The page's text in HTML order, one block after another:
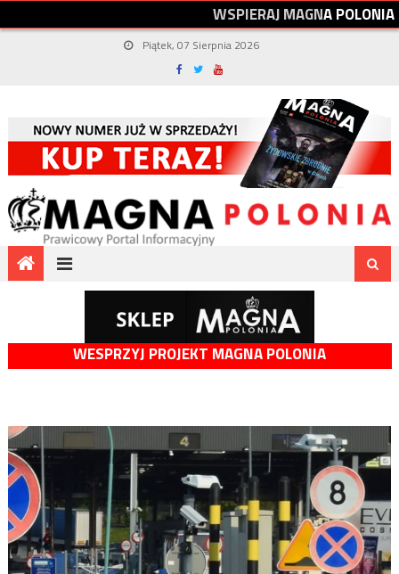
WSPIERAJMAGNAPOLONIA
Piątek, 07 Sierpnia 2026
WESPRZYJ PROJEKT MAGNA POLONIA